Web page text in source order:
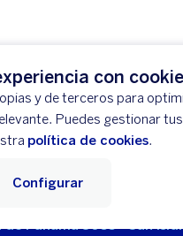
con
y de terceros para
Puedes gestionar
política de cookies.
Configurar
de Panamá 3055 - San